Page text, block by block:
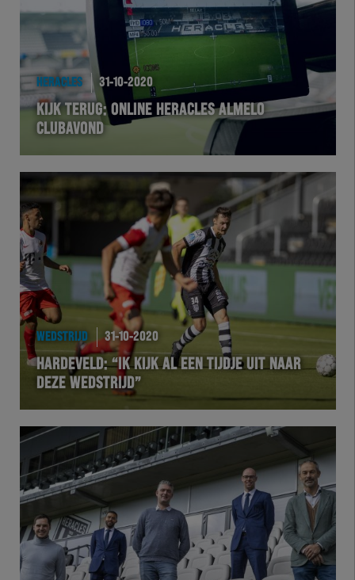
HERACLES 31-10-2020
KIJK TERUG: ONLINE HERACLES ALMELO
CLUBAVOND
WEDSTRIJD 31-10-2020
HARDEVELD: “IK KIJK AL EEN TIJDJE UIT NAAR
DEZE WEDSTRIJD”